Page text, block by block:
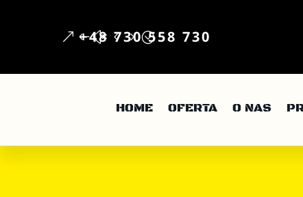
+48 730 558 730
HOME OFERTA O NAS